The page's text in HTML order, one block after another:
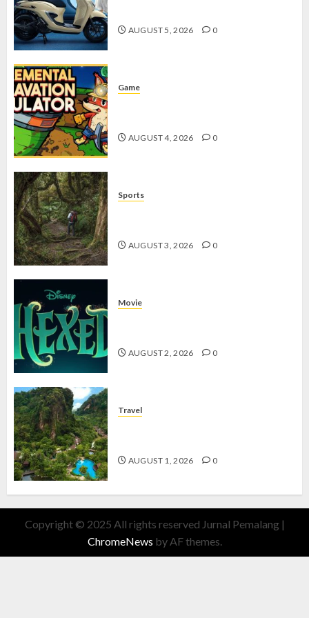
AUGUST 5, 2026 0
Game
AUGUST 4, 2026 0
Sports
AUGUST 3, 2026 0
Movie
AUGUST 2, 2026 0
Travel
AUGUST 1, 2026 0
Copyright © 2025 All rights reserved Jurnal Pemalang |
ChromeNews by AF themes.